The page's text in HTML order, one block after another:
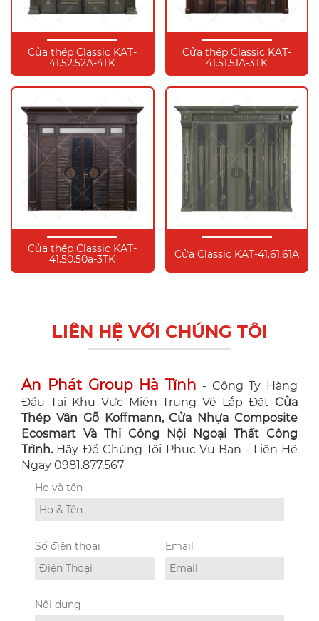
Cửa thép Classic KAT-
41.52.52A-4TK
Cửa thép Classic KAT-
41.51.51A-3TK
Cửa thép Classic KAT-
41.50.50a-3TK
Cửa Classic KAT-41.61.61A
LIÊN HỆ VỚI CHÚNG TÔI
An Phát Group Hà Tĩnh - Công Ty Hàng
Đầu Tại Khu Vực Miền Trung Về Lắp Đặt Cửa
Thép Vân Gỗ Koffmann, Cửa Nhựa Composite
Ecosmart Và Thi Công Nội Ngoại Thất Công
Trình. Hãy Để Chúng Tôi Phục Vụ Bạn - Liên Hệ
Ngay 0981.877.567
Họ và tên
Số điện thoại Email
Nội dung